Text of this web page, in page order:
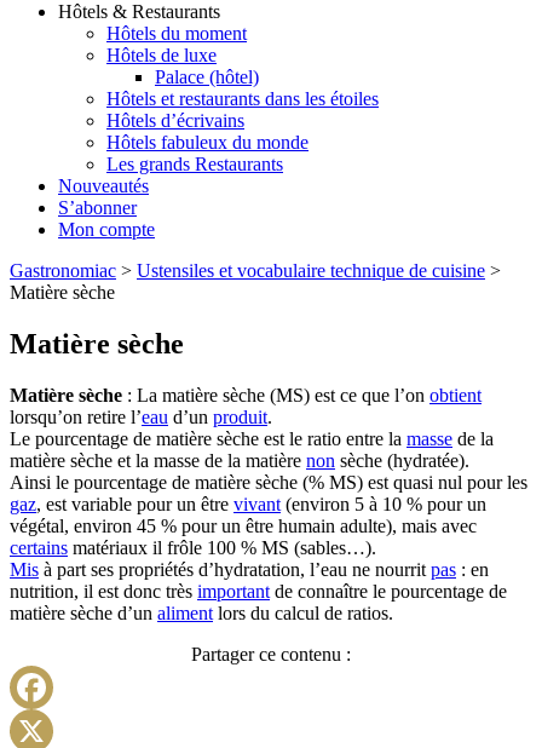
Hôtels & Restaurants
Hôtels du moment
Hôtels de luxe
Palace (hôtel)
Hôtels et restaurants dans les étoiles
Hôtels d’écrivains
Hôtels fabuleux du monde
Les grands Restaurants
Nouveautés
S’abonner
Mon compte
Gastronomiac > Ustensiles et vocabulaire technique de cuisine >
Matière sèche
Matière sèche
Matière sèche : La matière sèche (MS) est ce que l’on obtient
lorsqu’on retire l’eau d’un produit.
Le pourcentage de matière sèche est le ratio entre la masse de la
matière sèche et la masse de la matière non sèche (hydratée).
Ainsi le pourcentage de matière sèche (% MS) est quasi nul pour les
gaz, est variable pour un être vivant (environ 5 à 10 % pour un
végétal, environ 45 % pour un être humain adulte), mais avec
certains matériaux il frôle 100 % MS (sables…).
Mis à part ses propriétés d’hydratation, l’eau ne nourrit pas : en
nutrition, il est donc très important de connaître le pourcentage de
matière sèche d’un aliment lors du calcul de ratios.
Partager ce contenu :